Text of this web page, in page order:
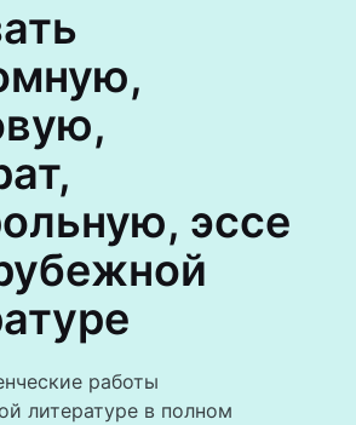
эссе
работы
литературе в полном